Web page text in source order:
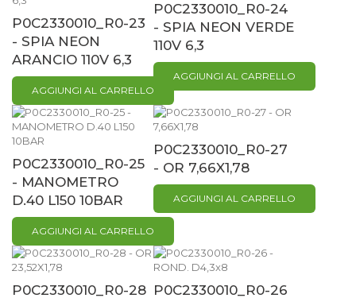
P0C2330010_R0-23
- SPIA NEON
ARANCIO 110V 6,3
AGGIUNGI AL CARRELLO
P0C2330010_R0-24
- SPIA NEON VERDE
110V 6,3
AGGIUNGI AL CARRELLO
P0C2330010_R0-25
- MANOMETRO
D.40 L150 10BAR
AGGIUNGI AL CARRELLO
P0C2330010_R0-27
- OR 7,66X1,78
AGGIUNGI AL CARRELLO
P0C2330010_R0-28 P0C2330010_R0-26